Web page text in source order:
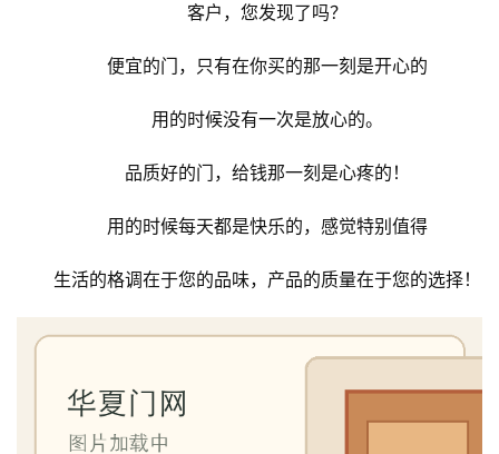
客户，您发现了吗？
便宜的门，只有在你买的那一刻是开心的
用的时候没有一次是放心的。
品质好的门，给钱那一刻是心疼的！
用的时候每天都是快乐的，感觉特别值得
生活的格调在于您的品味，产品的质量在于您的选择！